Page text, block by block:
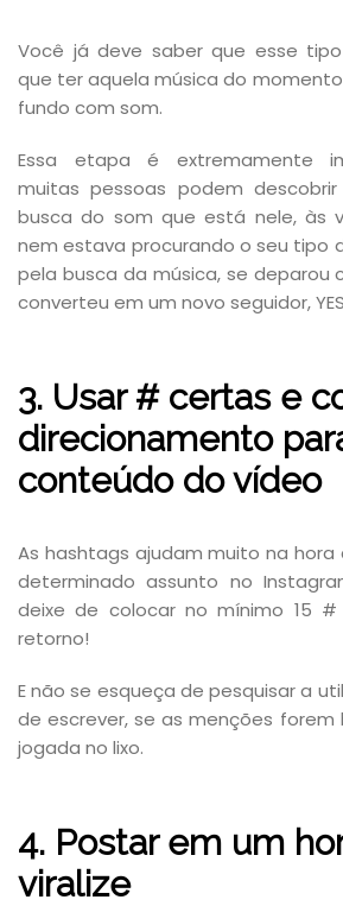
Você já deve saber que esse
que ter aquela música do
fundo com som.
Essa etapa é extremamente
muitas pessoas podem
busca do som que está nele, às
nem estava procurando o seu tipo
pela busca da música, se deparou
converteu em um novo seguidor,
3. Usar # certas e
direcionamento
conteúdo do vídeo
As hashtags ajudam muito na hora
determinado assunto no
deixe de colocar no mínimo 15
retorno!
E não se esqueça de pesquisar a
de escrever, se as menções forem
jogada no lixo.
4. Postar em um
viralize